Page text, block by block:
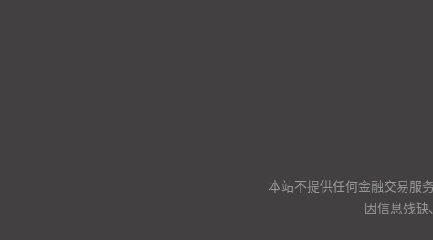
本站不提供任何金融交易服
因信息残缺